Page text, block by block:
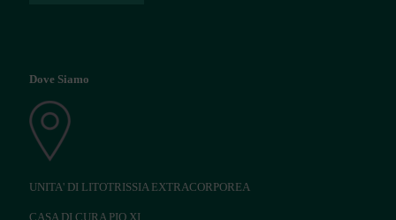
Dove Siamo
UNITA' DI LITOTRISSIA EXTRACORPOREA
CASA DI CURA PIO XI